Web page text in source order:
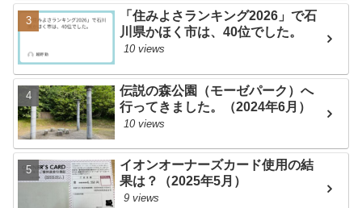
「住みよさランキング2026」で石
川県かほく市は、40位でした。
10 views
伝説の森公園（モーゼパーク）へ
行ってきました。（2024年6月）
10 views
イオンオーナーズカード使用の結
果は？（2025年5月）
9 views